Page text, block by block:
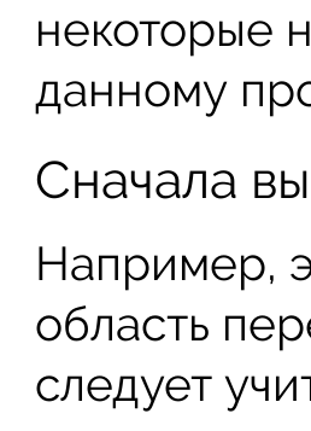
некоторые
данному
Сначала
Например,
область
следует